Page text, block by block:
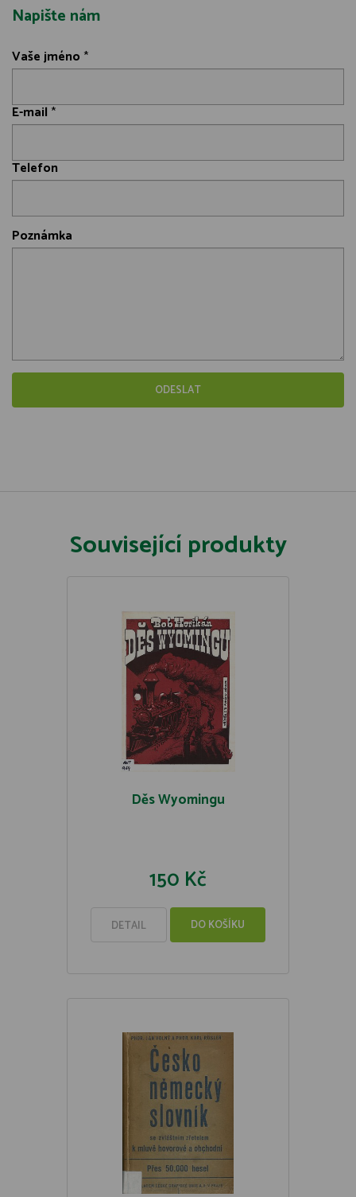
Napište nám
Vaše jméno *
E-mail *
Telefon
Poznámka
Související produkty
Děs Wyomingu
150 Kč
DETAIL DO KOŠÍKU